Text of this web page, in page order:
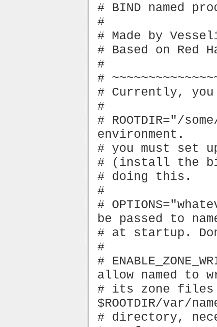
# BIND named
#
# Made by
# Based on
#
#
# Currently,
#
# ROOTDIR="/
environment.
# you must set
# (install the
# doing this.
#
#
be passed to
# at startup.
#
#
allow named to
# its zone
$ROOTDIR/var/
# directory,